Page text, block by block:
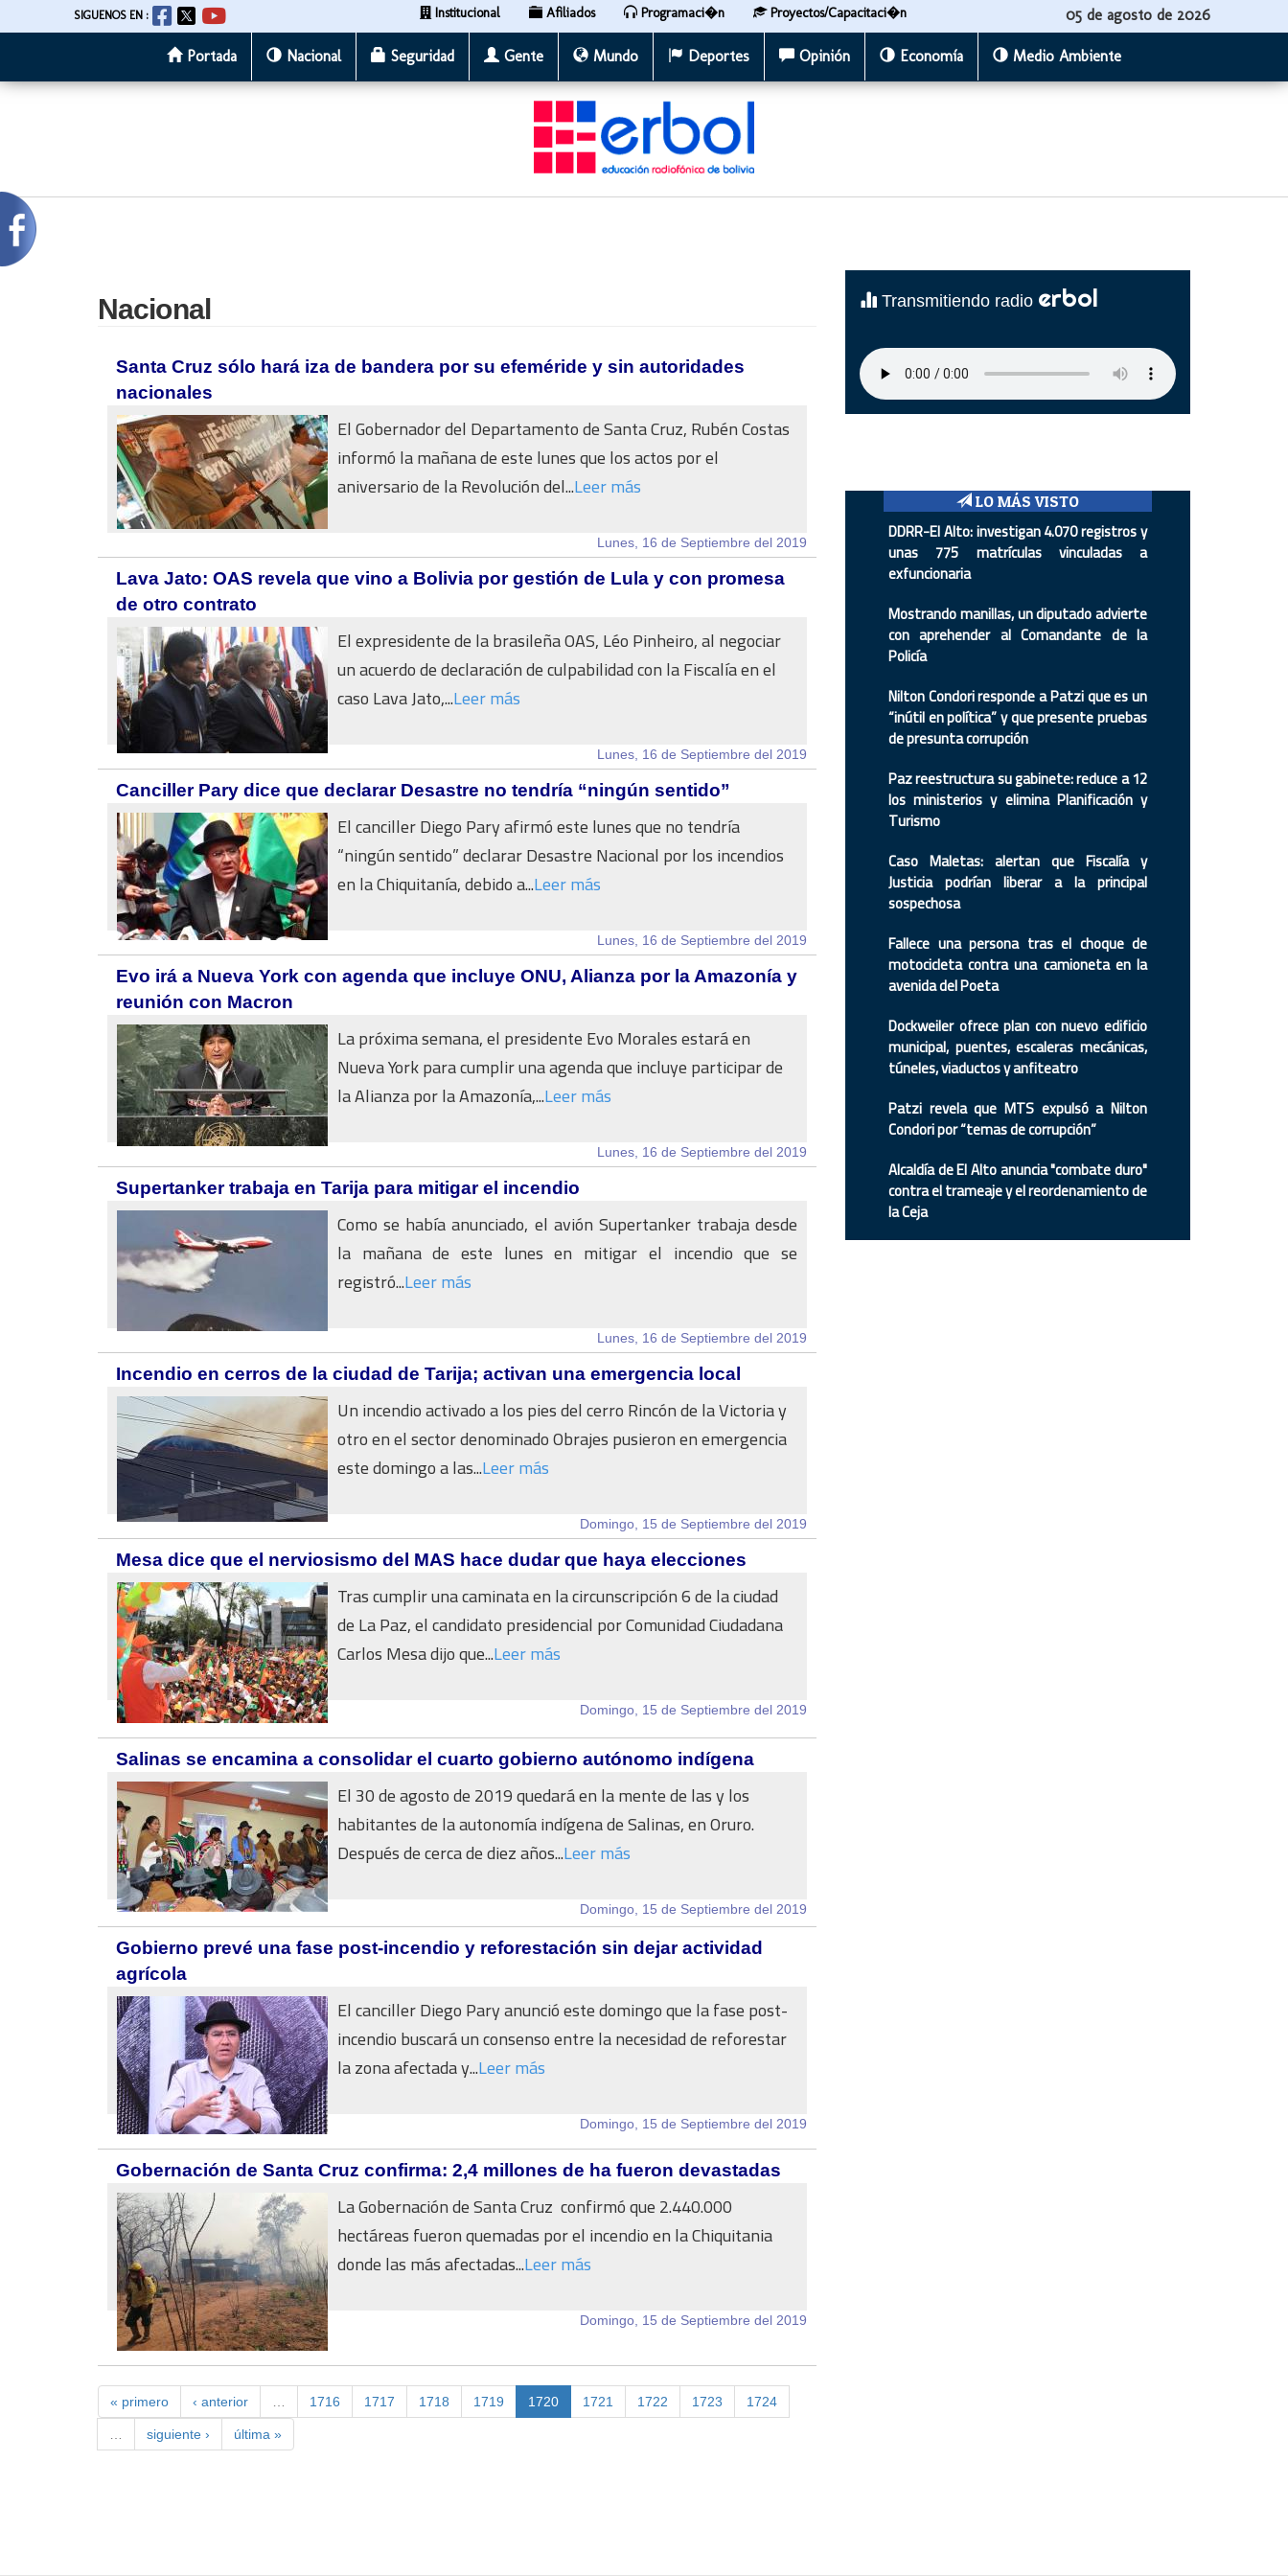
al
SIGUENOS EN : Institucional Afiliados Programaci�n Proyectos/Capacitaci�n 05 de agosto de 2026
Portada Nacional Seguridad Gente Mundo Deportes Opinión Economía Medio Ambiente
Nacional
Santa Cruz sólo hará iza de bandera por su efeméride y sin autoridades
nacionales
El Gobernador del Departamento de Santa Cruz, Rubén Costas
informó la mañana de este lunes que los actos por el
aniversario de la Revolución del...Leer más
Lunes, 16 de Septiembre del 2019
Lava Jato: OAS revela que vino a Bolivia por gestión de Lula y con promesa
de otro contrato
El expresidente de la brasileña OAS, Léo Pinheiro, al negociar
un acuerdo de declaración de culpabilidad con la Fiscalía en el
caso Lava Jato,...Leer más
Lunes, 16 de Septiembre del 2019
Canciller Pary dice que declarar Desastre no tendría “ningún sentido”
El canciller Diego Pary afirmó este lunes que no tendría
“ningún sentido” declarar Desastre Nacional por los incendios
en la Chiquitanía, debido a...Leer más
Lunes, 16 de Septiembre del 2019
Evo irá a Nueva York con agenda que incluye ONU, Alianza por la Amazonía y
reunión con Macron
La próxima semana, el presidente Evo Morales estará en
Nueva York para cumplir una agenda que incluye participar de
la Alianza por la Amazonía,...Leer más
Lunes, 16 de Septiembre del 2019
Supertanker trabaja en Tarija para mitigar el incendio
Como se había anunciado, el avión Supertanker trabaja desde
la mañana de este lunes en mitigar el incendio que se
registró...Leer más
Lunes, 16 de Septiembre del 2019
Incendio en cerros de la ciudad de Tarija; activan una emergencia local
Un incendio activado a los pies del cerro Rincón de la Victoria y
otro en el sector denominado Obrajes pusieron en emergencia
este domingo a las...Leer más
Domingo, 15 de Septiembre del 2019
Mesa dice que el nerviosismo del MAS hace dudar que haya elecciones
Tras cumplir una caminata en la circunscripción 6 de la ciudad
de La Paz, el candidato presidencial por Comunidad Ciudadana
Carlos Mesa dijo que...Leer más
Domingo, 15 de Septiembre del 2019
Salinas se encamina a consolidar el cuarto gobierno autónomo indígena
El 30 de agosto de 2019 quedará en la mente de las y los
habitantes de la autonomía indígena de Salinas, en Oruro.
Después de cerca de diez años...Leer más
Domingo, 15 de Septiembre del 2019
Gobierno prevé una fase post-incendio y reforestación sin dejar actividad
agrícola
El canciller Diego Pary anunció este domingo que la fase post-
incendio buscará un consenso entre la necesidad de reforestar
la zona afectada y...Leer más
Domingo, 15 de Septiembre del 2019
Gobernación de Santa Cruz confirma: 2,4 millones de ha fueron devastadas
La Gobernación de Santa Cruz confirmó que 2.440.000
hectáreas fueron quemadas por el incendio en la Chiquitania
donde las más afectadas...Leer más
Domingo, 15 de Septiembre del 2019
« primero ‹ anterior 1716 1717 1718 1719 1720 1721 1722 1723 1724
siguiente › última »
Transmitiendo radio erbol
LO MÁS VISTO
DDRR-El Alto: investigan 4.070 registros y
unas 775 matrículas vinculadas a
exfuncionaria
Mostrando manillas, un diputado advierte
con aprehender al Comandante de la
Policía
Nilton Condori responde a Patzi que es un
“inútil en política” y que presente pruebas
de presunta corrupción
Paz reestructura su gabinete: reduce a 12
los ministerios y elimina Planificación y
Turismo
Caso Maletas: alertan que Fiscalía y
Justicia podrían liberar a la principal
sospechosa
Fallece una persona tras el choque de
motocicleta contra una camioneta en la
avenida del Poeta
Dockweiler ofrece plan con nuevo edificio
municipal, puentes, escaleras mecánicas,
túneles, viaductos y anfiteatro
Patzi revela que MTS expulsó a Nilton
Condori por “temas de corrupción”
Alcaldía de El Alto anuncia "combate duro"
contra el trameaje y el reordenamiento de
la Ceja